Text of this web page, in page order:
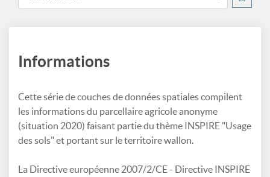
Informations
Cette série de couches de données spatiales compilent
les informations du parcellaire agricole anonyme
(situation 2020) faisant partie du thème INSPIRE "Usage
des sols" et portant sur le territoire wallon.
La Directive européenne 2007/2/CE - Directive INSPIRE